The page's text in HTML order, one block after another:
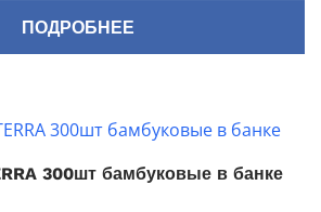
ПОДРОБНЕЕ
300шт бамбуковые в банке